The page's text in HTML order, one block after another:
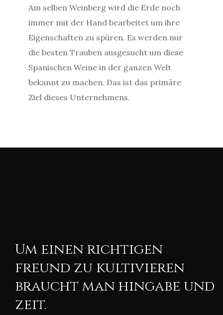
Am selben Weinberg wird die Erde noch
immer mit der Hand bearbeitet um ihre
Eigenschaften zu spüren. Es werden nur
die besten Trauben ausgesucht um diese
Spanischen Weine in der ganzen Welt
bekannt zu machen. Das ist das primäre
Ziel dieses Unternehmens.
Um einen richtigen
freund zu kultivieren
braucht man hingabe und
zeit.